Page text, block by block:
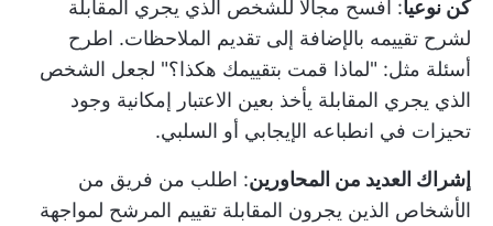
كن نوعياً: افسح مجالاً للشخص الذي يجري المقابلة
لشرح تقييمه بالإضافة إلى تقديم الملاحظات. اطرح
أسئلة مثل: "لماذا قمت بتقييمك هكذا؟" لجعل الشخص
الذي يجري المقابلة يأخذ بعين الاعتبار إمكانية وجود
تحيزات في انطباعه الإيجابي أو السلبي.
إشراك العديد من المحاورين: اطلب من فريق من
الأشخاص الذين يجرون المقابلة تقييم المرشح لمواجهة